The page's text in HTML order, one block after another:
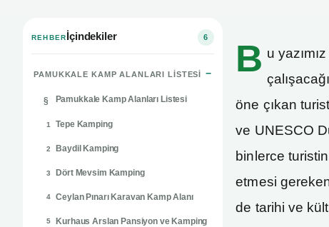
REHBERİçindekiler 6
PAMUKKALE KAMP ALANLARI LISTESI
§ Pamukkale Kamp Alanları Listesi
1 Tepe Kamping
2 Baydil Kamping
3 Dört Mevsim Kamping
4 Ceylan Pınarı Karavan Kamp Alanı
5 Kurhaus Arslan Pansiyon ve Kamping
B u
öne çıkan
ve UNESCO
binlerce
etmesi
de tarihi ve